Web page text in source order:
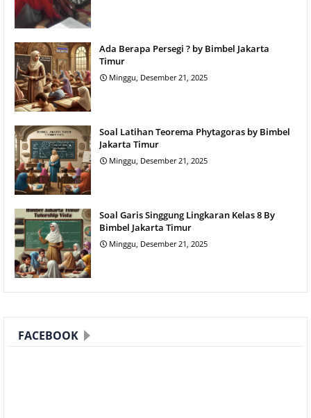
Ada Berapa Persegi ? by Bimbel Jakarta
Timur
Minggu, Desember 21, 2025
Soal Latihan Teorema Phytagoras by Bimbel
Jakarta Timur
Minggu, Desember 21, 2025
Soal Garis Singgung Lingkaran Kelas 8 By
Bimbel Jakarta Timur
Minggu, Desember 21, 2025
FACEBOOK